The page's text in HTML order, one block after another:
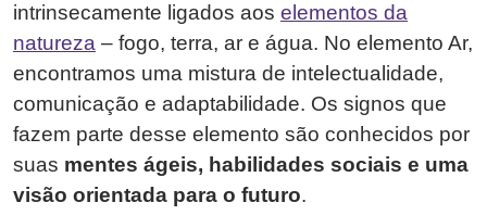
intrinsecamente ligados aos elementos da
natureza – fogo, terra, ar e água. No elemento Ar,
encontramos uma mistura de intelectualidade,
comunicação e adaptabilidade. Os signos que
fazem parte desse elemento são conhecidos por
suas mentes ágeis, habilidades sociais e uma
visão orientada para o futuro.